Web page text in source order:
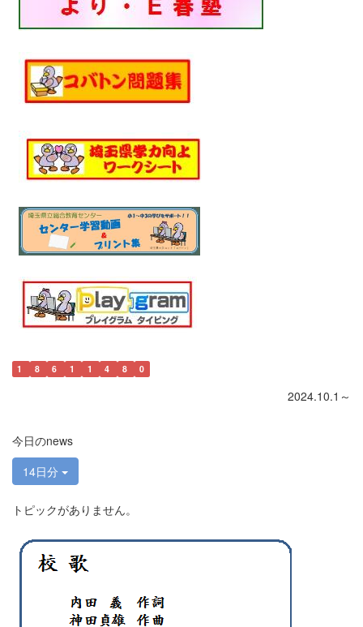
1 8 6 1 1 4 8 0
2024.10.1～
今日のnews
14日分
トピックがありません。